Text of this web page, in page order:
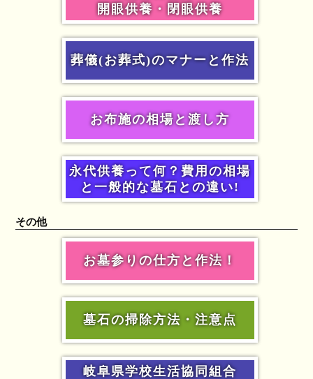
開眼供養・閉眼供養
葬儀(お葬式)のマナーと作法
お布施の相場と渡し方
永代供養って何？費用の相場
と一般的な墓石との違い!
その他
お墓参りの仕方と作法！
墓石の掃除方法・注意点
岐阜県学校生活協同組合